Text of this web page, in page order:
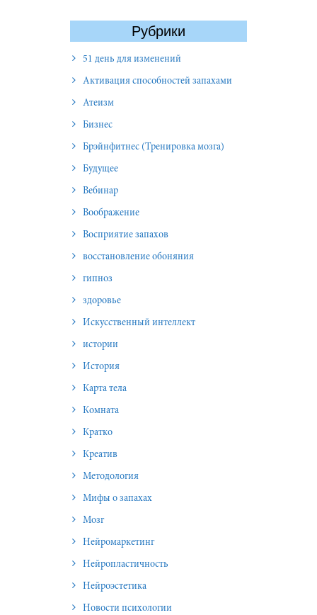
Рубрики
51 день для изменений
Активация способностей запахами
Атеизм
Бизнес
Брэйнфитнес (Тренировка мозга)
Будущее
Вебинар
Воображение
Восприятие запахов
восстановление обоняния
гипноз
здоровье
Искусственный интеллект
истории
История
Карта тела
Комната
Кратко
Креатив
Методология
Мифы о запахах
Мозг
Нейромаркетинг
Нейропластичность
Нейроэстетика
Новости психологии